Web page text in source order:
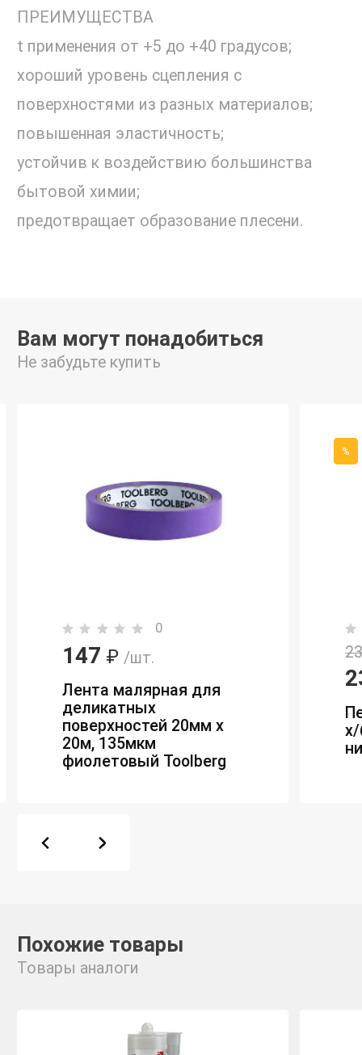
ПРЕИМУЩЕСТВА
t применения от +5 до +40 градусов;
хороший уровень сцепления с
поверхностями из разных материалов;
повышенная эластичность;
устойчив к воздействию большинства
бытовой химии;
предотвращает образование плесени.
Вам могут понадобиться
Не забудьте купить
0
147 ₽ /шт.
Лента малярная для
деликатных
поверхностей 20мм х
20м, 135мкм
фиолетовый Toolberg
%
х/
Похожие товары
Товары аналоги